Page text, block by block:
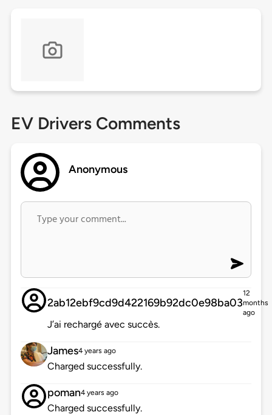
EV Drivers Comments
Anonymous
2ab12ebf9cd9d422169b92dc0e98ba03
12
months
ago
J’ai rechargé avec succès.
James4 years ago
Charged successfully.
poman4 years ago
Charged successfully.